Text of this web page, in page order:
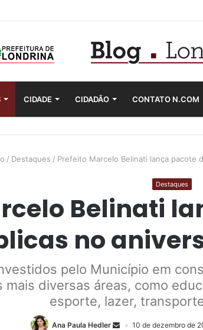
CIDADE CIDADÃO CONTATO N.COM
/ Destaques / Prefeito Marcelo Belinati lança pacote
Destaques
Belinati
no
pelo Município em
mais diversas áreas, como
esporte, lazer,
Ana Paula Hedler 10 de dezembro de